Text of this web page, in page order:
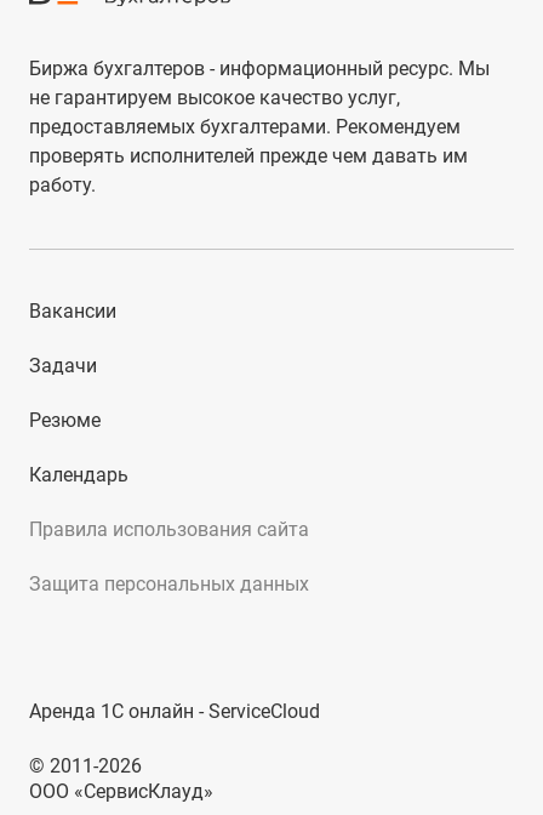
Биржа бухгалтеров - информационный ресурс. Мы
не гарантируем высокое качество услуг,
предоставляемых бухгалтерами. Рекомендуем
проверять исполнителей прежде чем давать им
работу.
Правила использования сайта
Защита персональных данных
Вакансии
Задачи
Резюме
Календарь
Аренда 1С онлайн - ServiceCloud
© 2011-2026
ООО «СервисКлауд»